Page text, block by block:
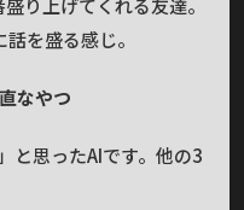
り上げてくれる友達。
を盛る感じ。
なやつ
と思ったAIです。他の3